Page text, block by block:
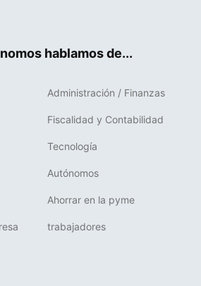
hablamos de...
Administración / Finanzas
Fiscalidad y Contabilidad
Tecnología
Autónomos
Ahorrar en la pyme
trabajadores